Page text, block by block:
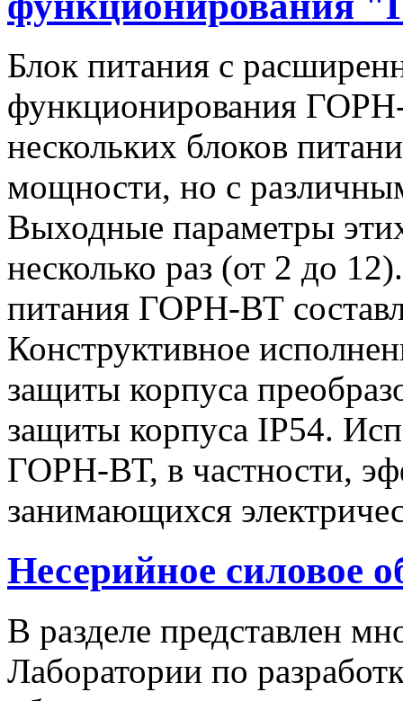
Блок питания с
функционирования
нескольких блоков
мощности, но с
Выходные параметры
несколько раз (от 2 до
питания ГОРН-ВТ
Конструктивное
защиты корпуса
защиты корпуса IP54.
ГОРН-ВТ, в частности,
занимающихся
Несерийное силовое
В разделе представлен
Лаборатории по